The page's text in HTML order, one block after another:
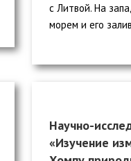
с Литвой. На
морем и его
Научно-
«Изучение